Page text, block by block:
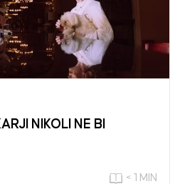
NIKOLI NE BI
< 1 MIN